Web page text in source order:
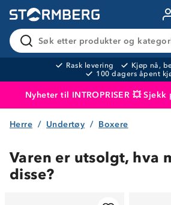
Søk etter produkter og
Rask levering
Kjøp nå,
100 dagers åpent
Nyheter til INTROPRISER 💥
Produktet er lagt i
Herre Undertøy Boxere
Varen er utsolgt, hva
disse?